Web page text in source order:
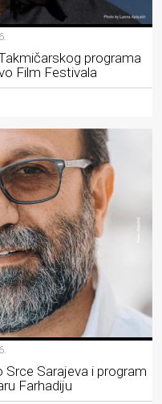
programa
Film Festivala
Sarajeva i program
Farhadiju